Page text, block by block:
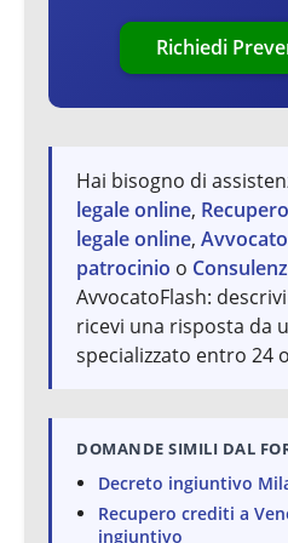
Richiedi
Hai bisogno di
legale online,
legale online,
patrocinio o
AvvocatoFlash:
ricevi una risposta da
specializzato entro 24
DOMANDE SIMILI DAL
Decreto ingiuntivo
Recupero crediti a
ingiuntivo